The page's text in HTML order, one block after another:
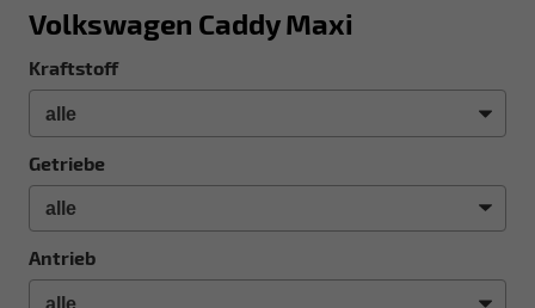
Volkswagen Caddy Maxi
Kraftstoff
Getriebe
Antrieb